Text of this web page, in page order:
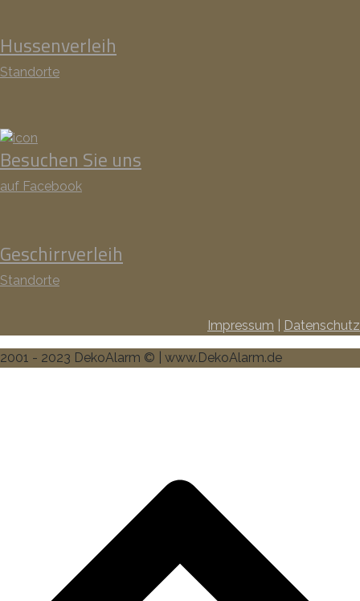
Hussenverleih
Standorte
Besuchen Sie uns
auf Facebook
Geschirrverleih
Standorte
Impressum Datenschutz
2001 - 2023 DekoAlarm © | www.DekoAlarm.de